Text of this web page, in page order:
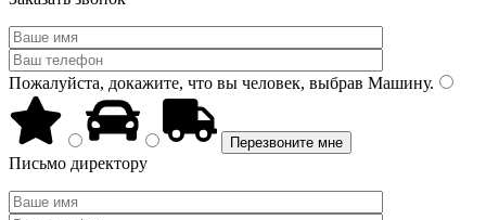
Пожалуйста, докажите, что вы человек, выбрав Машину.
Письмо директору